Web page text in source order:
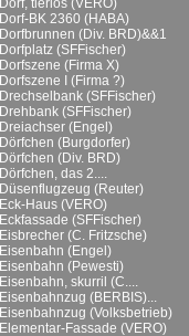
Dorf, tierlos (VERO)
Dorf-BK 2360 (HABA)
Dorfbrunnen (Div. BRD)&&1
Dorfplatz (SFFischer)
Dorfszene (Firma X)
Dorfszene I (Firma ?)
Drechselbank (SFFischer)
Drehbank (SFFischer)
Dreiachser (Engel)
Dörfchen (Burgdorfer)
Dörfchen (Div. BRD)
Dörfchen, das 2....
Düsenflugzeug (Reuter)
Eck-Haus (VERO)
Eckfassade (SFFischer)
Eisbrecher (C. Fritzsche)
Eisenbahn (Engel)
Eisenbahn (Pewesti)
Eisenbahn, skurril (C....
Eisenbahnzug (BERBIS)...
Eisenbahnzug (Volksbetrieb)
Elementar-Fassade (VERO)